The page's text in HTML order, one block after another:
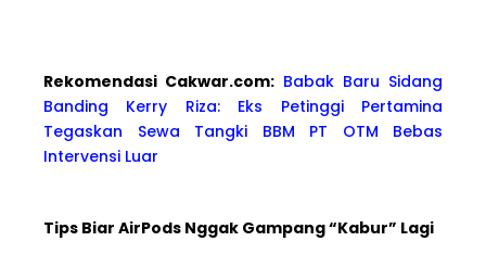
Rekomendasi Cakwar.com: Babak Baru Sidang
Banding Kerry Riza: Eks Petinggi Pertamina
Tegaskan Sewa Tangki BBM PT OTM Bebas
Intervensi Luar
Tips Biar AirPods Nggak Gampang “Kabur” Lagi